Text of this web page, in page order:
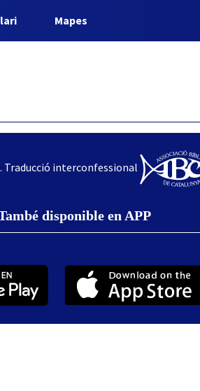
Mapes
Traducció interconfessional
disponible en APP